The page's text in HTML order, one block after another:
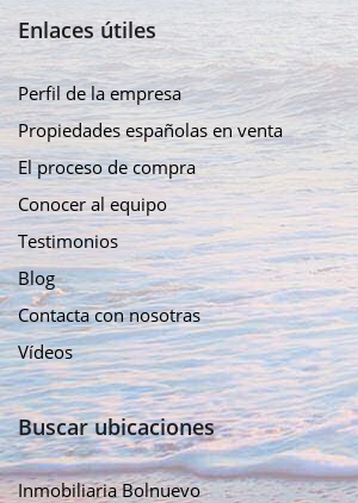
Enlaces útiles
Perfil de la empresa
Propiedades españolas en venta
El proceso de compra
Conocer al equipo
Testimonios
Blog
Contacta con nosotras
Vídeos
Buscar ubicaciones
Inmobiliaria Bolnuevo